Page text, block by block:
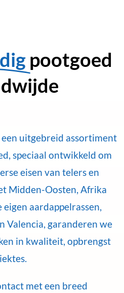
pootgoed
uitgebreid assortiment
speciaal ontwikkeld om
eisen van telers en
Midden-Oosten, Afrika
aardappelrassen,
Valencia, garanderen we
in kwaliteit, opbrengst
met een breed